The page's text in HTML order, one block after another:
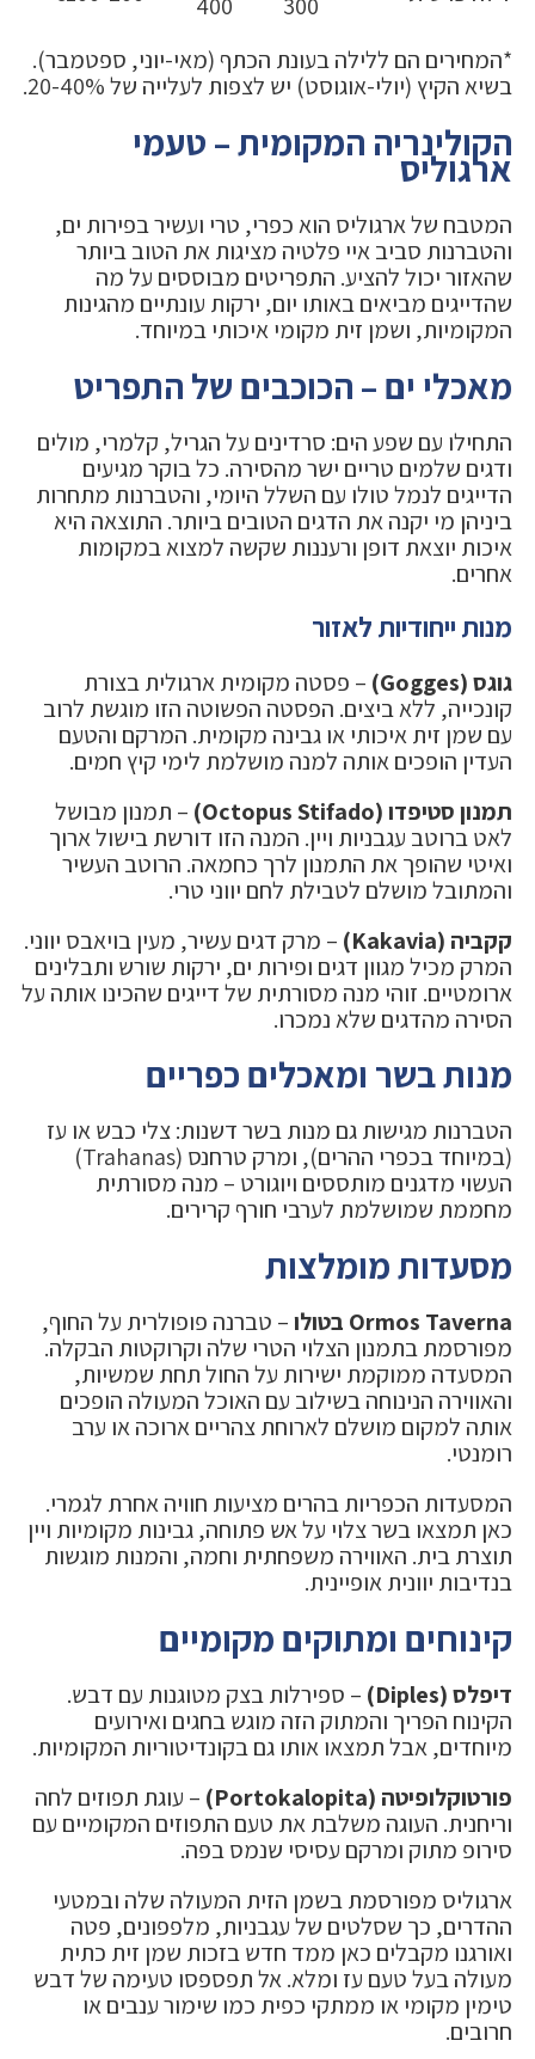
300
400
*המחירים הם ללילה בעונת הכתף (מאי-יוני, ספטמבר).
בשיא הקיץ (יולי-אוגוסט) יש לצפות לעלייה של 20-40%.
הקולינריה המקומית – טעמי
ארגוליס
המטבח של ארגוליס הוא כפרי, טרי ועשיר בפירות ים,
והטברנות סביב איי פלטיה מציגות את הטוב ביותר
שהאזור יכול להציע. התפריטים מבוססים על מה
שהדייגים מביאים באותו יום, ירקות עונתיים מהגינות
המקומיות, ושמן זית מקומי איכותי במיוחד.
מאכלי ים – הכוכבים של התפריט
התחילו עם שפע הים: סרדינים על הגריל, קלמרי, מולים
ודגים שלמים טריים ישר מהסירה. כל בוקר מגיעים
הדייגים לנמל טולו עם השלל היומי, והטברנות מתחרות
ביניהן מי יקנה את הדגים הטובים ביותר. התוצאה היא
איכות יוצאת דופן ורעננות שקשה למצוא במקומות
אחרים.
מנות ייחודיות לאזור
גוגס (Gogges)
– פסטה מקומית ארגולית בצורת
קונכייה, ללא ביצים. הפסטה הפשוטה הזו מוגשת לרוב
עם שמן זית איכותי או גבינה מקומית. המרקם והטעם
העדין הופכים אותה למנה מושלמת לימי קיץ חמים.
תמנון סטיפדו (Octopus Stifado)
– תמנון מבושל
לאט ברוטב עגבניות ויין. המנה הזו דורשת בישול ארוך
ואיטי שהופך את התמנון לרך כחמאה. הרוטב העשיר
והמתובל מושלם לטבילת לחם יווני טרי.
קקביה (Kakavia)
– מרק דגים עשיר, מעין בויאבס יווני.
המרק מכיל מגוון דגים ופירות ים, ירקות שורש ותבלינים
ארומטיים. זוהי מנה מסורתית של דייגים שהכינו אותה על
הסירה מהדגים שלא נמכרו.
מנות בשר ומאכלים כפריים
הטברנות מגישות גם מנות בשר דשנות: צלי כבש או עז
(במיוחד בכפרי ההרים), ומרק טרחנס (Trahanas)
העשוי מדגנים מותססים ויוגורט – מנה מסורתית
מחממת שמושלמת לערבי חורף קרירים.
מסעדות מומלצות
Ormos Taverna בטולו
– טברנה פופולרית על החוף,
מפורסמת בתמנון הצלוי הטרי שלה וקרוקטות הבקלה.
המסעדה ממוקמת ישירות על החול תחת שמשיות,
והאווירה הנינוחה בשילוב עם האוכל המעולה הופכים
אותה למקום מושלם לארוחת צהריים ארוכה או ערב
רומנטי.
המסעדות הכפריות בהרים מציעות חוויה אחרת לגמרי.
כאן תמצאו בשר צלוי על אש פתוחה, גבינות מקומיות ויין
תוצרת בית. האווירה משפחתית וחמה, והמנות מוגשות
בנדיבות יוונית אופיינית.
קינוחים ומתוקים מקומיים
דיפלס (Diples)
– ספירלות בצק מטוגנות עם דבש.
הקינוח הפריך והמתוק הזה מוגש בחגים ואירועים
מיוחדים, אבל תמצאו אותו גם בקונדיטוריות המקומיות.
פורטוקלופיטה (Portokalopita)
– עוגת תפוזים לחה
וריחנית. העוגה משלבת את טעם התפוזים המקומיים עם
סירופ מתוק ומרקם עסיסי שנמס בפה.
ארגוליס מפורסמת בשמן הזית המעולה שלה ובמטעי
ההדרים, כך שסלטים של עגבניות, מלפפונים, פטה
ואורגנו מקבלים כאן ממד חדש בזכות שמן זית כתית
מעולה בעל טעם עז ומלא. אל תפספסו טעימה של דבש
טימין מקומי או ממתקי כפית כמו שימור ענבים או
חרובים.